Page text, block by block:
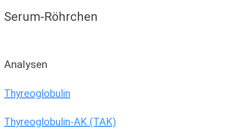
Serum-Röhrchen
Analysen
Thyreoglobulin
Thyreoglobulin-AK (TAK)